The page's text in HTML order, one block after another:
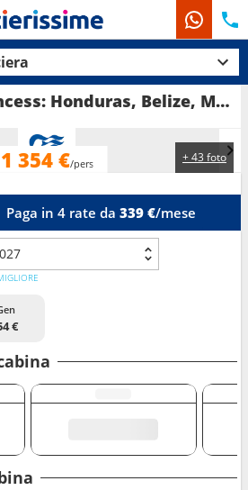
Crociera Star Princess: Honduras, Belize, Messico, Stati uniti, Isole Turks e Caicos, Repubblica dominicana, Bahamas in partenza da Fort Lauderdale
+ 43 foto
1 354 €/pers
Paga in 4 rate da 339 €/mese
€
Compagnie
Ricerca